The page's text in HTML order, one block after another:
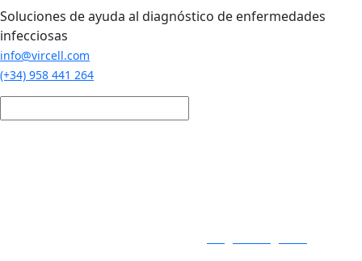
Pasar al contenido principal
Soluciones de ayuda al diagnóstico de enfermedades
infecciosas
info@vircell.com
(+34) 958 441 264